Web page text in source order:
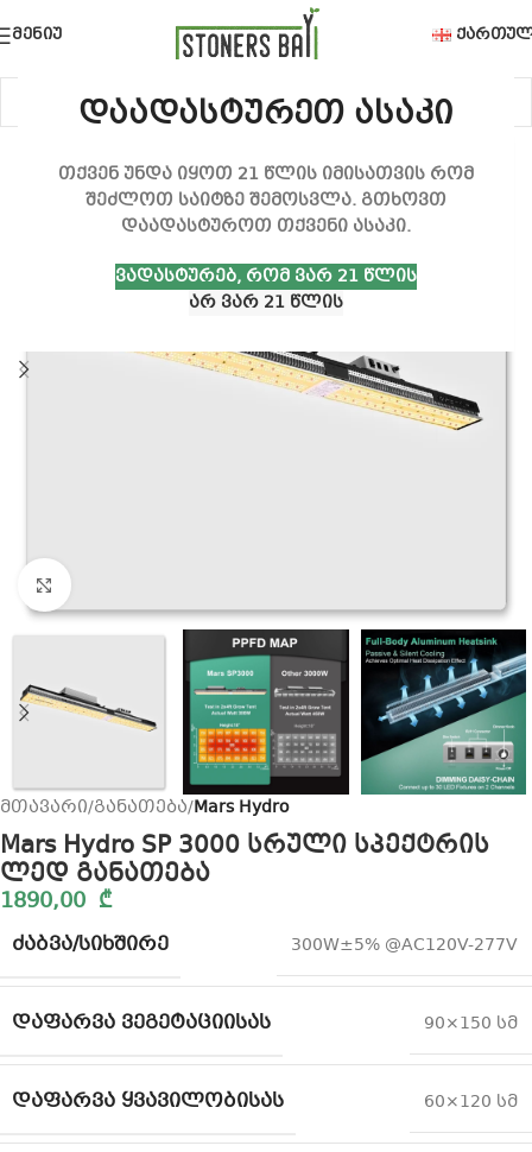
დაადასტურეთ ასაკი
თქვენ უნდა იყოთ 21 წლის იმისათვის რომ
შეძლოთ საიტზე შემოსვლა. გთხოვთ
დაადასტუროთ თქვენი ასაკი.
ᲕᲐᲓᲐᲡᲢᲣᲠᲔᲑ, ᲠᲝᲛ ᲕᲐᲠ 21 ᲬᲚᲘᲡ
ᲐᲠ ᲕᲐᲠ 21 ᲬᲚᲘᲡ
ᲛᲔᲜᲘᲣ
Click to enlarge
მთავარი განათება Mars Hydro
Mars Hydro SP 3000 სრული სპექტრის
ლედ განათება
1890,00 ₾
ᲫᲐᲑᲕᲐ/ᲡᲘᲮᲨᲘᲠᲔ 300W±5% @AC120V-277V
ᲓᲐᲤᲐᲠᲕᲐ ᲕᲔᲒᲔᲢᲐᲪᲘᲘᲡᲐᲡ 90×150 სმ
ᲓᲐᲤᲐᲠᲕᲐ ᲧᲕᲐᲕᲘᲚᲝᲑᲘᲡᲐᲡ 60×120 სმ